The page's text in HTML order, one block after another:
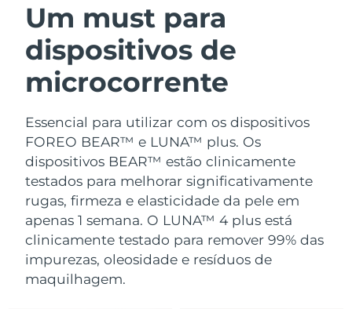
Um must para
dispositivos de
microcorrente
Essencial para utilizar com os dispositivos
FOREO BEAR™ e LUNA™ plus. Os
dispositivos BEAR™ estão clinicamente
testados para melhorar significativamente
rugas, firmeza e elasticidade da pele em
apenas 1 semana. O LUNA™ 4 plus está
clinicamente testado para remover 99% das
impurezas, oleosidade e resíduos de
maquilhagem.